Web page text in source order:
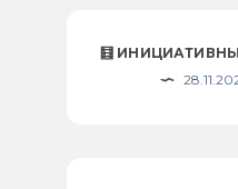
🧮